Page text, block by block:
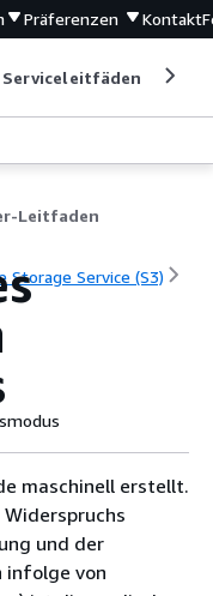
Präferenzen Kontakt
Serviceleitfäden
Leitfaden
Storage Service (S3)
maschinell erstellt.
und der
infolge von